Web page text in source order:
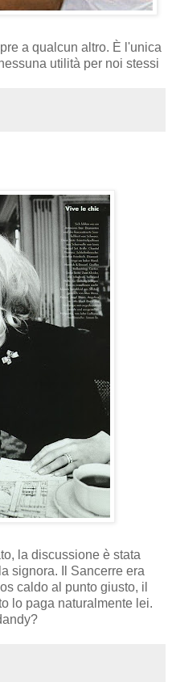
a qualcun altro. È l'unica
utilità per noi stessi
la discussione è stata
signora. Il Sancerre era
caldo al punto giusto, il
lo paga naturalmente lei.